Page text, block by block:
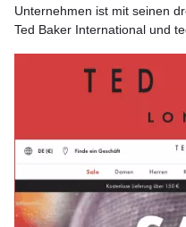
Unternehmen ist mit seinen
Ted Baker International und